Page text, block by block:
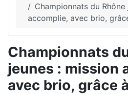
Championnats du Rhône
accomplie, avec brio,
Championnats
jeunes : mission
avec brio, grâce